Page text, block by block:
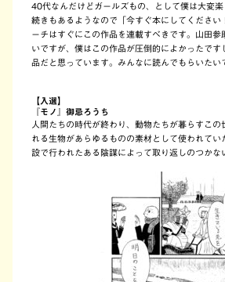
40代なんだけどガールズもの、として僕は大変
続きもあるようなので「今すぐ本にしてください
ーチはすぐにこの作品を連載すべきです。山田参
いですが、僕はこの作品が圧倒的によかったです
品だと思っています。みんなに読んでもらいたい
【入選】
『モノ』御忌ろうち
人間たちの時代が終わり、動物たちが暮らすこ
れる生物があらゆるものの素材として使われてい
設で行われたある陰謀によって取り返しのつかな